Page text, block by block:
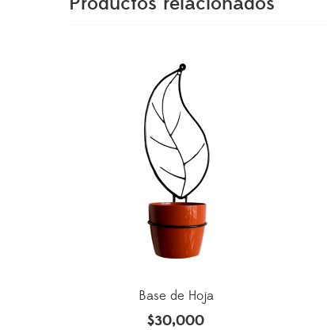
Base de Hoja
$30,000